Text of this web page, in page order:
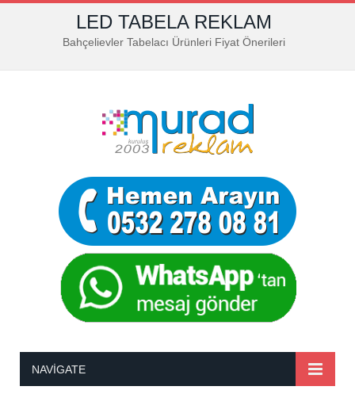
LED TABELA REKLAM
Bahçelievler Tabelacı Ürünleri Fiyat Önerileri
NAVIGATE